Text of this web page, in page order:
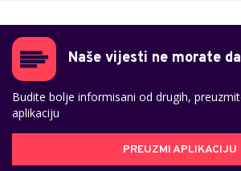
Naše vijesti ne morate
Budite bolje informisani od drugih,
aplikaciju
PREUZMI APLIKACIJU